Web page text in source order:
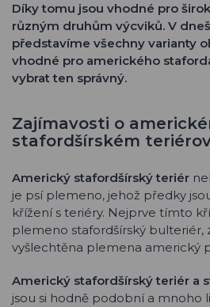
Díky tomu jsou vhodné pro
různým druhům výcviků. V
představíme všechny varianty
vhodné pro amerického
vybrat ten správný.
Zajímavosti o
stafordšírském
Americký stafordšírský teriér
je psí plemeno, jehož předky
křížení s teriéry. Nejprve tímto
plemeno stafordšírský bulteriér,
vyšlechtěna plemena americký
Americký stafordšírský teriér a
jsou si hodně podobní a mnoho